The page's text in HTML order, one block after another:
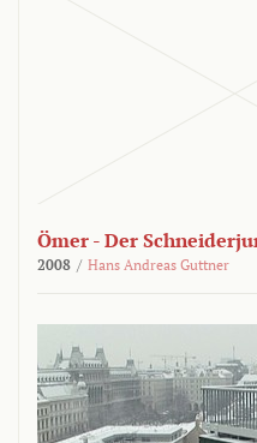
Ömer - Der
2008 / Hans Andreas Guttner